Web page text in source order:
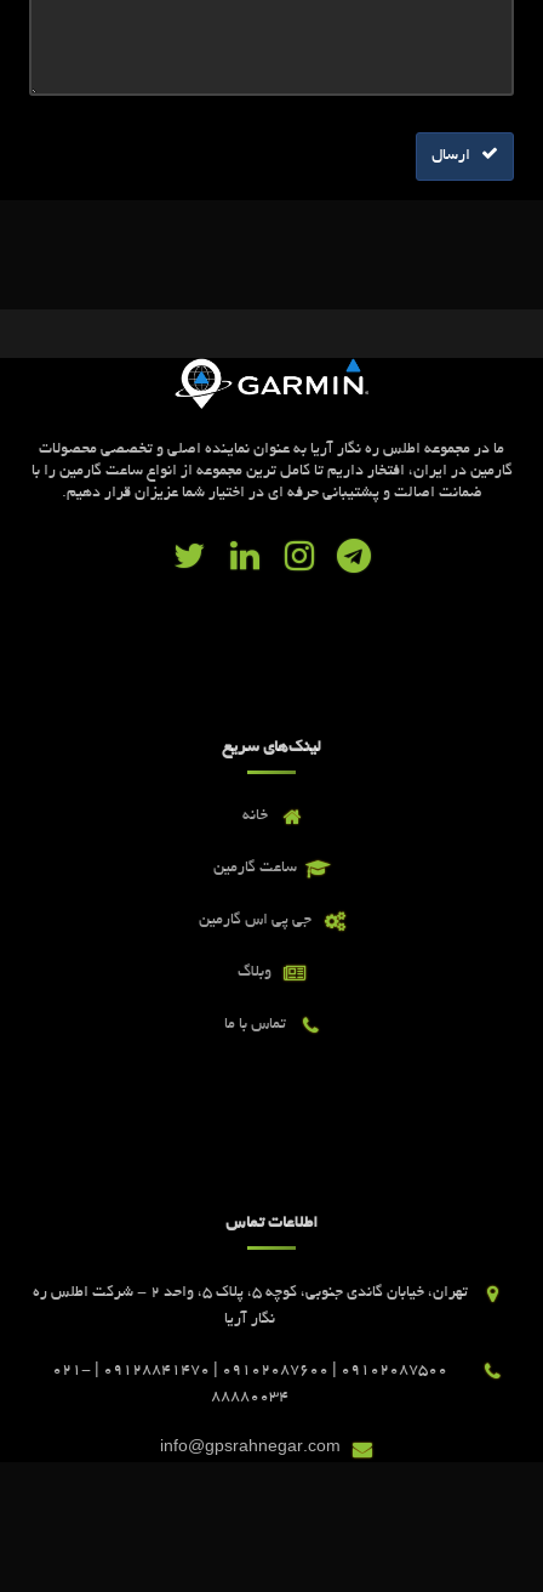
ارسال
ما در مجموعه اطلس ره نگار آریا به عنوان نماینده اصلی و تخصصی محصولات
گارمین در ایران، افتخار داریم تا کامل ترین مجموعه از انواع ساعت گارمین را با
ضمانت اصالت و پشتیبانی حرفه ای در اختیار شما عزیزان قرار دهیم.
لینک‌های سریع
خانه
ساعت گارمین
جی پی اس گارمین
وبلاگ
تماس با ما
اطلاعات تماس
تهران، خیابان گاندی جنوبی، کوچه 5، پلاک 5، واحد 2 - شرکت اطلس ره
نگار آریا
09102087500 | 09102087600 | 09128841470 | 021-
88880034
info@gpsrahnegar.com